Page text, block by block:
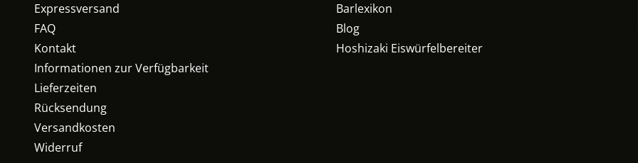
Expressversand
FAQ
Kontakt
Informationen zur Verfügbarkeit
Lieferzeiten
Rücksendung
Versandkosten
Widerruf
Barlexikon
Blog
Hoshizaki Eiswürfelbereiter